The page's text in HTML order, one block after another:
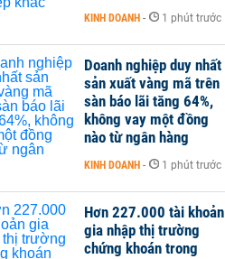
KINH DOANH - 1 phút trước
Doanh nghiệp duy nhất
sản xuất vàng mã trên
sàn báo lãi tăng 64%,
không vay một đồng
nào từ ngân hàng
KINH DOANH - 1 phút trước
Hơn 227.000 tài khoản
gia nhập thị trường
chứng khoán trong